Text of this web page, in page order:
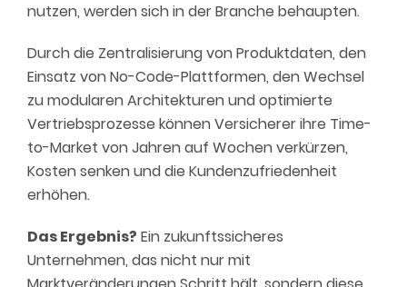
nutzen, werden sich in der Branche behaupten.
Durch die Zentralisierung von Produktdaten, den
Einsatz von No-Code-Plattformen, den Wechsel
zu modularen Architekturen und optimierte
Vertriebsprozesse können Versicherer ihre Time-
to-Market von Jahren auf Wochen verkürzen,
Kosten senken und die Kundenzufriedenheit
erhöhen.
Das Ergebnis? Ein zukunftssicheres
Unternehmen, das nicht nur mit